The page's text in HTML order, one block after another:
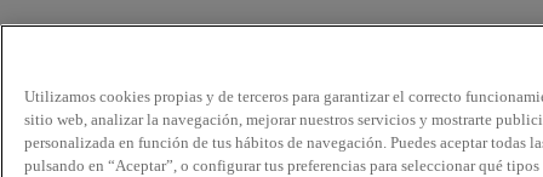
Utilizamos cookies propias y de terceros para garantizar el correcto
sitio web, analizar la navegación, mejorar nuestros servicios y mostrarte
personalizada en función de tus hábitos de navegación. Puedes aceptar todas
pulsando en “Aceptar”, o configurar tus preferencias para seleccionar qué tipos